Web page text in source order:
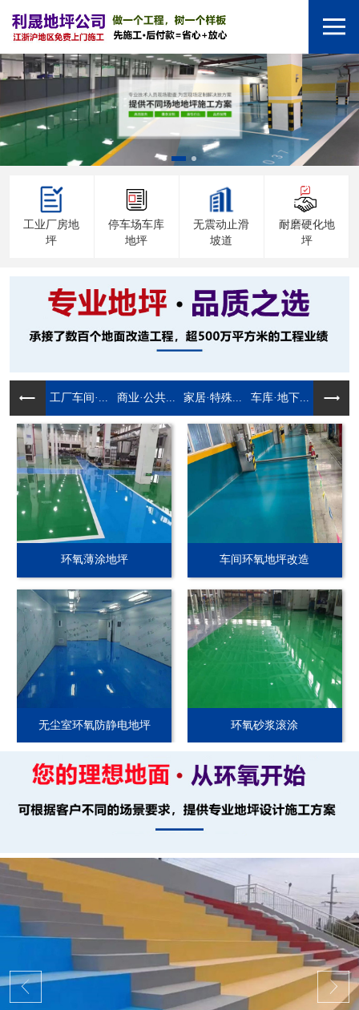
工业厂房地
坪
停车场车库
地坪
无震动止滑
坡道
耐磨硬化地
坪
工厂车间·... 商业·公共... 家居·特殊... 车库·地下...
环氧薄涂地坪 车间环氧地坪改造
无尘室环氧防静电地坪 环氧砂浆滚涂